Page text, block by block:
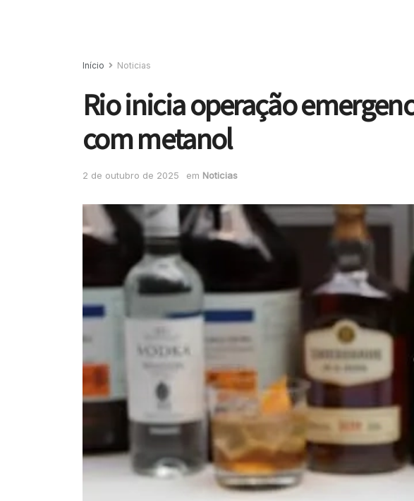
Início Noticias
Rio inicia operação
com metanol
2 de outubro de 2025 em Noticias